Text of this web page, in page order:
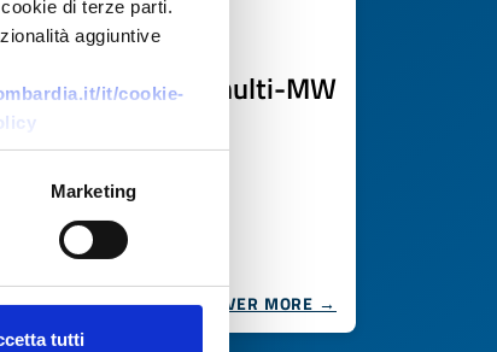
di terze parti.
aggiuntive
it/cookie-
Marketing
tutti
offer
profonda multi-MW
industriale:
UK cerca
utenti
TOGB20251208023
DISCOVER MORE →